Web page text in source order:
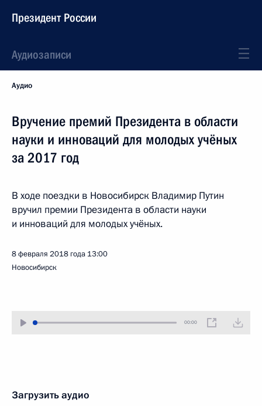
Президент России
Аудиозаписи
Аудио
Вручение премий Президента в области
науки и инноваций для молодых учёных
за 2017 год
В ходе поездки в Новосибирск Владимир Путин
вручил премии Президента в области науки
и инноваций для молодых учёных.
8 февраля 2018 года 13:00
Новосибирск
00:00
Загрузить аудио